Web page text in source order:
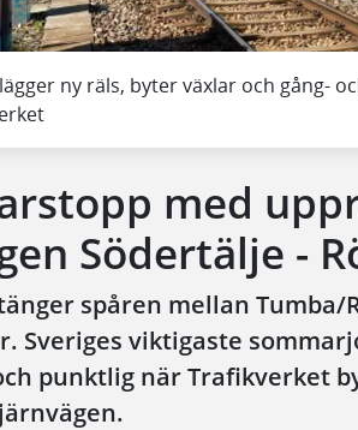
ny räls, byter växlar och gång-
med
Södertälje -
spåren mellan Tumba/
Sveriges viktigaste
punktlig när Trafikverket